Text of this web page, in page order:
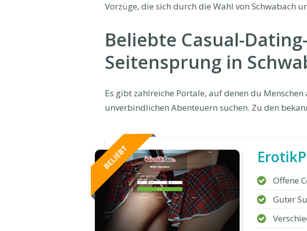
Vorzüge, die sich durch die Wahl von Schwabach
Beliebte Casual-
Seitensprung in
Es gibt zahlreiche Portale, auf denen du
unverbindlichen Abenteuern suchen. Zu den
Offene
Guter